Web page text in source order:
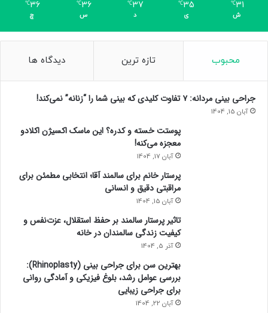
31
℃
ش
35
℃
ی
37
℃
د
36
℃
س
36
℃
چ
محبوب تازه ترین دیدگاه ها
جراحی بینی مردانه: ۷ تفاوت کلیدی که بینی شما را “زنانه” نمی‌کند!
آبان 15, 1404
پوستت خسته و کدره؟ این ماسک اکسیژن اکلادو
معجزه می‌کنه!
آبان 17, 1404
پرستار خانم برای سالمند آقا؛ انتخابی مطمئن برای
مراقبتی دقیق و انسانی
آبان 15, 1404
تاثیر پرستار سالمند بر حفظ استقلال، عزت‌نفس و
کیفیت زندگی سالمندان در خانه
آذر 5, 1404
بهترین سن برای جراحی بینی (Rhinoplasty):
بررسی عوامل رشد، بلوغ فیزیکی و آمادگی روانی
برای جراحی زیبایی
آبان 22, 1404